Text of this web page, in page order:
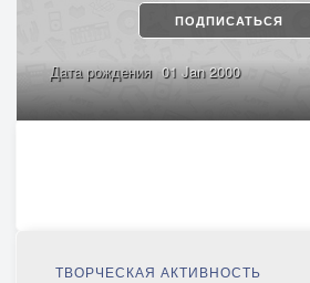
ПОДПИСАТЬСЯ
Дата рождения 01 Jan 2000
ТВОРЧЕСКАЯ АКТИВНОСТЬ